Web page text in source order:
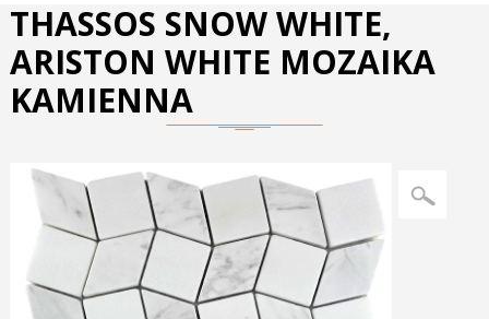
THASSOS SNOW WHITE,
ARISTON WHITE MOZAIKA
KAMIENNA